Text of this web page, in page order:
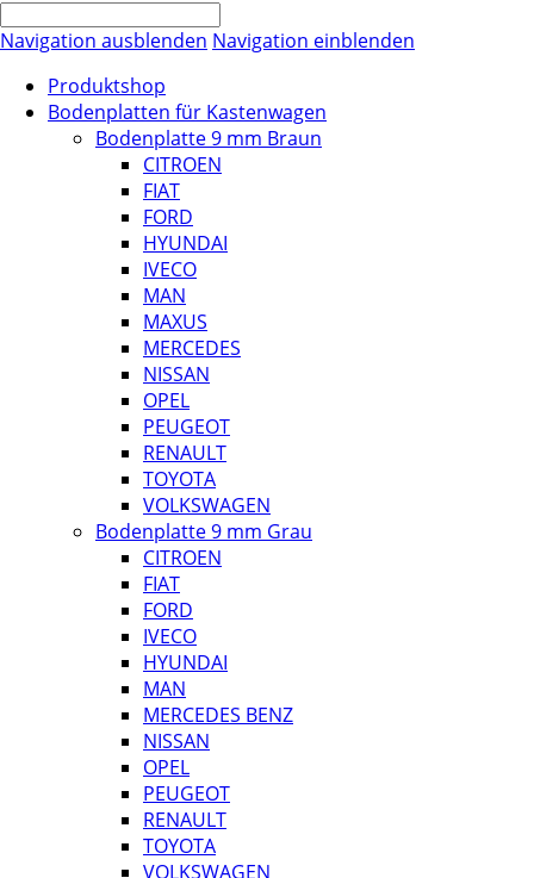
Navigation ausblenden Navigation einblenden
Produktshop
Bodenplatten für Kastenwagen
Bodenplatte 9 mm Braun
CITROEN
FIAT
FORD
HYUNDAI
IVECO
MAN
MAXUS
MERCEDES
NISSAN
OPEL
PEUGEOT
RENAULT
TOYOTA
VOLKSWAGEN
Bodenplatte 9 mm Grau
CITROEN
FIAT
FORD
IVECO
HYUNDAI
MAN
MERCEDES BENZ
NISSAN
OPEL
PEUGEOT
RENAULT
TOYOTA
VOLKSWAGEN